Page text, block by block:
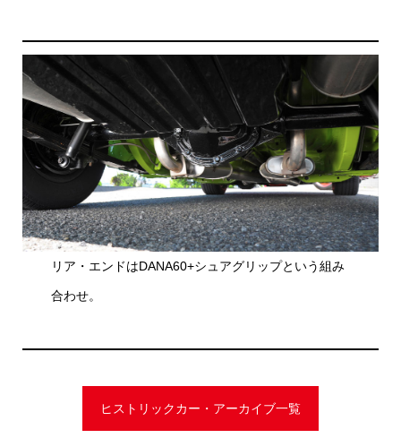
リア・エンドはDANA60+シュアグリップという組み
合わせ。
ヒストリックカー・アーカイブ一覧